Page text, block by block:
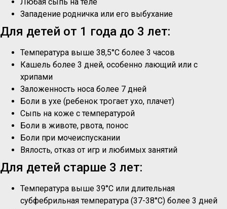
Западение родничка или его выбухание
Для детей от 1 года до 3 лет:
Температура выше 38,5°C более 3 часов
Кашель более 3 дней, особенно лающий или с
хрипами
Заложенность носа более 7 дней
Боли в ухе (ребенок трогает ухо, плачет)
Сыпь на коже с температурой
Боли в животе, рвота, понос
Боли при мочеиспускании
Вялость, отказ от игр и любимых занятий
Для детей старше 3 лет:
Температура выше 39°C или длительная
субфебрильная температура (37-38°C) более 3 дней